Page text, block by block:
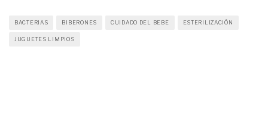
BACTERIAS BIBERONES CUIDADO DEL BEBE ESTERILIZACIÓN
JUGUETES LIMPIOS